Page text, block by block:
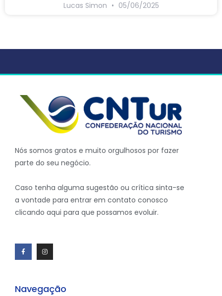
Lucas Simon 05/06/2025
Nós somos gratos e muito orgulhosos por fazer
parte do seu negócio.
Caso tenha alguma sugestão ou crítica sinta-se
a vontade para entrar em contato conosco
clicando aqui para que possamos evoluir.
Navegação